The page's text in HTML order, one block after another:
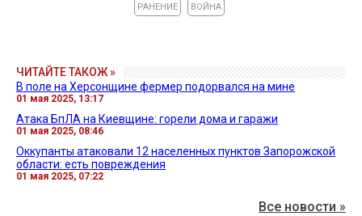
РАНЕНИЕ ВОЙНА
ЧИТАЙТЕ ТАКОЖ »
В поле на Херсонщине фермер подорвался на мине
01 мая 2025, 13:17
Атака БпЛА на Киевщине: горели дома и гаражи
01 мая 2025, 08:46
Оккупанты атаковали 12 населенных пунктов Запорожской
области: есть повреждения
01 мая 2025, 07:22
Все новости »